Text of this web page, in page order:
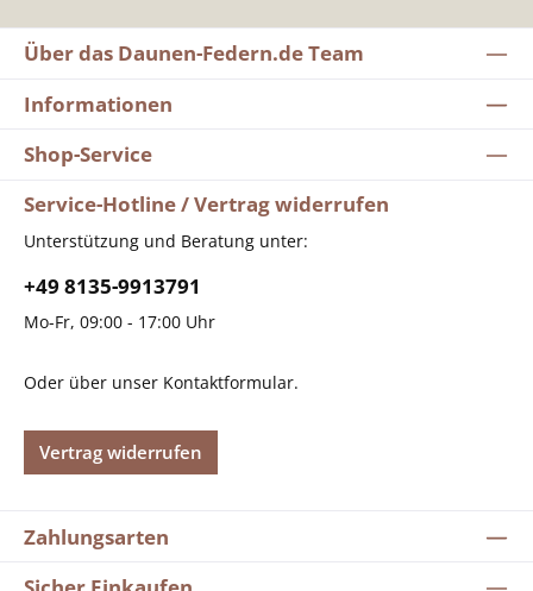
Über das Daunen-Federn.de Team
Informationen
Shop-Service
Service-Hotline / Vertrag widerrufen
Unterstützung und Beratung unter:
+49 8135-9913791
Mo-Fr, 09:00 - 17:00 Uhr
Oder über unser Kontaktformular.
Vertrag widerrufen
Zahlungsarten